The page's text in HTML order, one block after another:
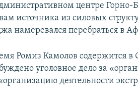
центре
источника из силовых
намеревался перебраться в
Ромиз Камолов содержится
уголовное дело за
деятельности